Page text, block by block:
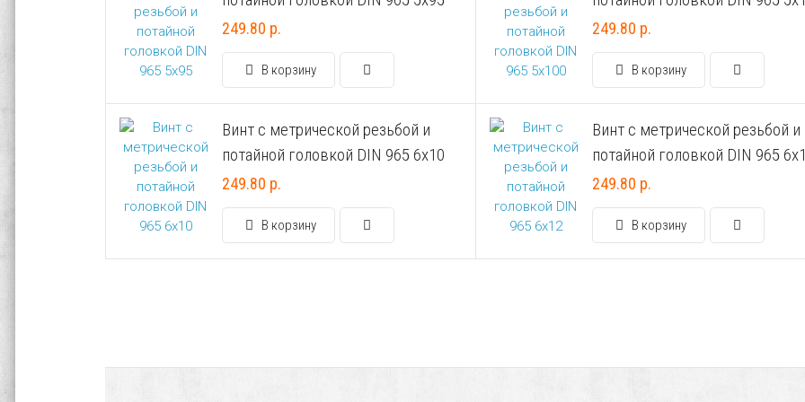
249.80 р.
В корзину
249.80 р.
В корзину
Винт с метрической резьбой и
потайной головкой DIN 965 6х10
249.80 р.
В корзину
Винт с метрической резьбой и
потайной головкой DIN 965
249.80 р.
В корзину